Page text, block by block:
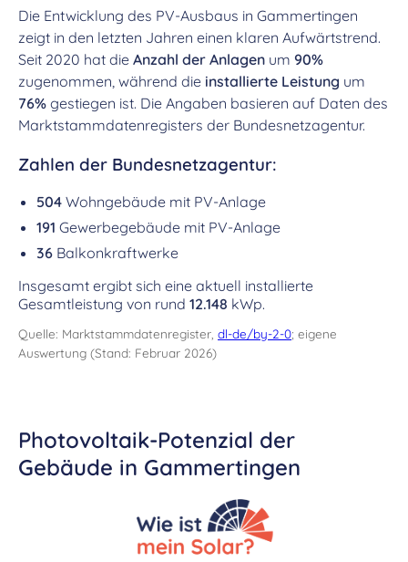
Die Entwicklung des PV-Ausbaus in Gammertingen
zeigt in den letzten Jahren einen klaren Aufwärtstrend.
Seit 2020 hat die Anzahl der Anlagen um 90%
zugenommen, während die installierte Leistung um
76% gestiegen ist. Die Angaben basieren auf Daten des
Marktstammdatenregisters der Bundesnetzagentur.
Zahlen der Bundesnetzagentur:
504 Wohngebäude mit PV-Anlage
191 Gewerbegebäude mit PV-Anlage
36 Balkonkraftwerke
Insgesamt ergibt sich eine aktuell installierte
Gesamtleistung von rund 12.148 kWp.
Quelle: Marktstammdatenregister, dl-de/by-2-0; eigene
Auswertung (Stand: Februar 2026)
Photovoltaik-Potenzial der
Gebäude in Gammertingen